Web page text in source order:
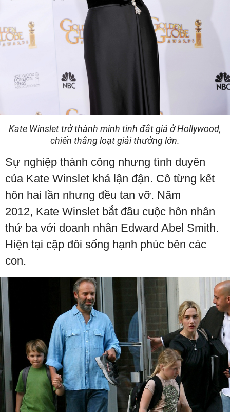
Kate Winslet trở thành minh tinh đắt giá ở Hollywood,
chiến thắng loạt giải thưởng lớn.
Sự nghiệp thành công nhưng tình duyên
của Kate Winslet khá lận đận. Cô từng kết
hôn hai lần nhưng đều tan vỡ. Năm
2012, Kate Winslet bắt đầu cuộc hôn nhân
thứ ba với doanh nhân Edward Abel Smith.
Hiện tại cặp đôi sống hạnh phúc bên các
con.